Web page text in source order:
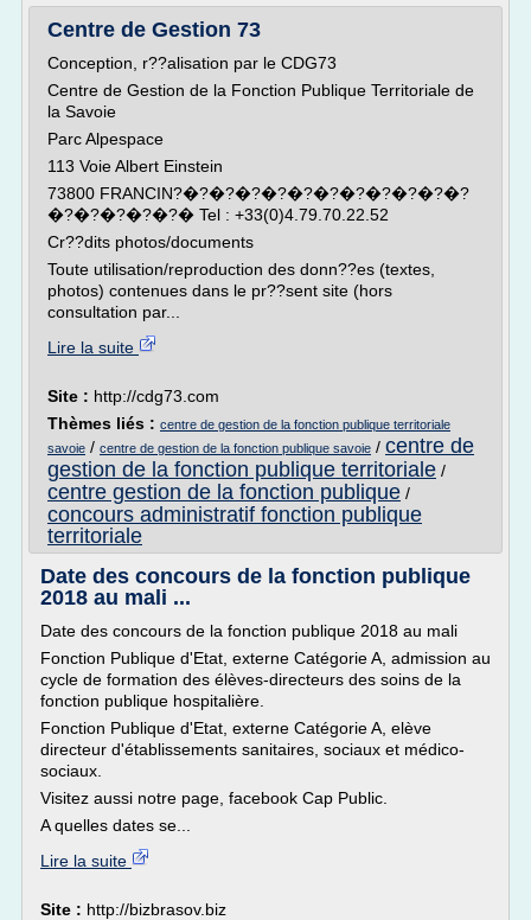
Centre de Gestion 73
Conception, r??alisation par le CDG73
Centre de Gestion de la Fonction Publique Territoriale de
la Savoie
Parc Alpespace
113 Voie Albert Einstein
73800 FRANCIN?�?�?�?�?�?�?�?�?�?�?�?
�?�?�?�?�?� Tel : +33(0)4.79.70.22.52
Cr??dits photos/documents
Toute utilisation/reproduction des donn??es (textes,
photos) contenues dans le pr??sent site (hors
consultation par...
Lire la suite
Site : http://cdg73.com
Thèmes liés : centre de gestion de la fonction publique territoriale
savoie / centre de gestion de la fonction publique savoie / centre de
gestion de la fonction publique territoriale /
centre gestion de la fonction publique /
concours administratif fonction publique
territoriale
Date des concours de la fonction publique
2018 au mali ...
Date des concours de la fonction publique 2018 au mali
Fonction Publique d'Etat, externe Catégorie A, admission au
cycle de formation des élèves-directeurs des soins de la
fonction publique hospitalière.
Fonction Publique d'Etat, externe Catégorie A, elève
directeur d'établissements sanitaires, sociaux et médico-
sociaux.
Visitez aussi notre page, facebook Cap Public.
A quelles dates se...
Lire la suite
Site : http://bizbrasov.biz